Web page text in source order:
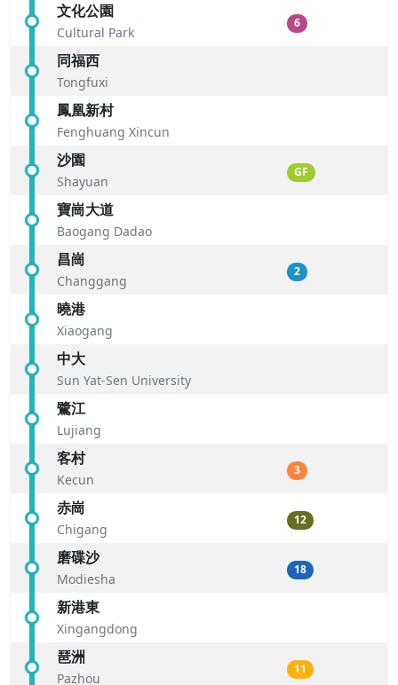
文化公園
Cultural Park
6
同福西
Tongfuxi
鳳凰新村
Fenghuang Xincun
沙園
Shayuan
GF
寶崗大道
Baogang Dadao
昌崗
Changgang
2
曉港
Xiaogang
中大
Sun Yat-Sen University
鷺江
Lujiang
客村
Kecun
3
赤崗
Chigang
12
磨碟沙
Modiesha
18
新港東
Xingangdong
琶洲
Pazhou
11